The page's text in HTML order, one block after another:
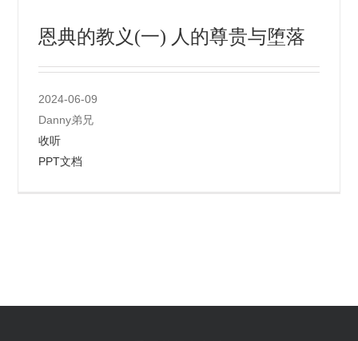
恩典的教义(一) 人的尊贵与堕落
2024-06-09
Danny弟兄
收听
PPT文档